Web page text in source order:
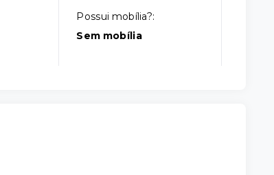
Possui mobília?:
Sem mobília